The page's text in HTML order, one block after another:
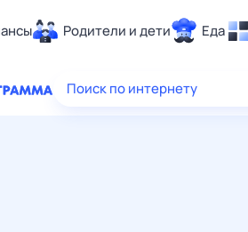
Родители и дети Еда
Здоровье
Поиск по интернету